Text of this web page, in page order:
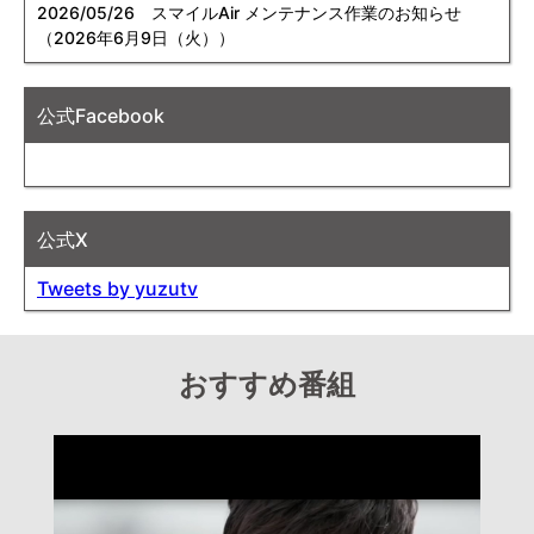
2026/05/26 スマイルAir メンテナンス作業のお知らせ
（2026年6月9日（火））
公式Facebook
公式X
Tweets by yuzutv
おすすめ番組